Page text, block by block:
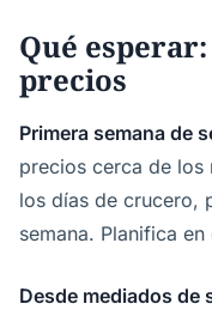
Qué
precios
Primera semana de
precios cerca de los
los días de crucero,
semana. Planifica
Desde mediados de